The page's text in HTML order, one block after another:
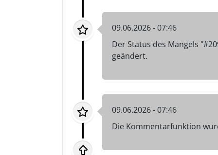
09.06.2026 - 07:46
Der Status des Mangels
geändert.
09.06.2026 - 07:46
Die Kommentarfunktion